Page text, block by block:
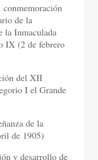
conmemoración
de la
la Inmaculada
IX (2 de febrero
del XII
I el Grande
de la
de 1905)
y desarrollo de